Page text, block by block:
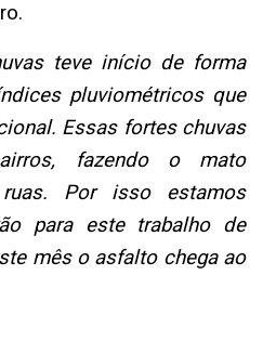
teve início de forma
pluviométricos que
Essas fortes chuvas
fazendo o mato
Por isso estamos
para este trabalho de
mês o asfalto chega ao